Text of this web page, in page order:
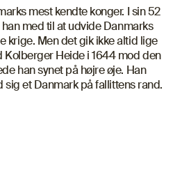
mest kendte konger. I sin 52
med til at udvide Danmarks
krige. Men det gik ikke altid lige
Heide i 1644 mod den
han synet på højre øje. Han
et Danmark på fallittens rand.